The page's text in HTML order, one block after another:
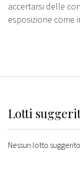
accertarsi delle
esposizione come
Lotti
Nessun lotto